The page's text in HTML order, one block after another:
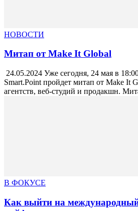
НОВОСТИ
Митап от Make It Global
24.05.2024 Уже сегодня, 24 мая в
Smart.Point пройдет митап от Make It
агентств, веб-студий и продакшн.
В ФОКУСЕ
Как выйти на